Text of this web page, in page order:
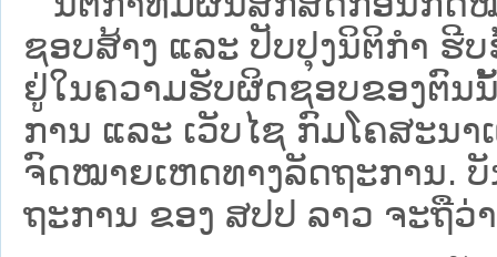
ຊອບ​ສ້າງ ແລະ ປັບ​ປຸງນິ​ຕິ​ກຳ ຮີ
ຢູ່ໃນຄວາມຮັບຜິດຊອບຂອງຕົນ
ການ ແລະ ເວັບໄຊ​ ກົມໂຄສະນ
ຈົດໝາຍເຫດທາງລັດຖະການ.
ຖະ​ການ ຂອງ ສປ​ປ ລາວ ​ຈະຖື​